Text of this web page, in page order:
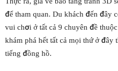
để tham quan. Du khách đến đây
vui chơi ở tất cả 9 chuyên đề
khám phá hết tất cả mọi thứ ở đây
tiếng đồng hồ.